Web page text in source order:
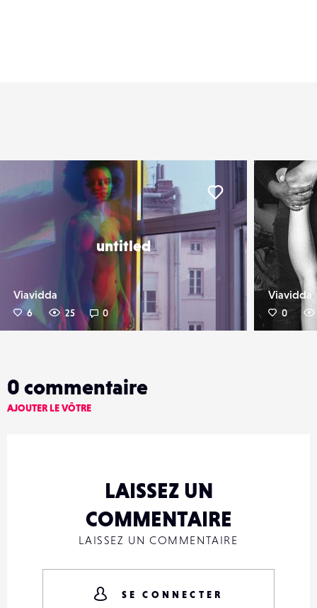
untitled
Viavidda
6 25 0
Liker
Viavidda
0
0 commentaire
AJOUTER LE VÔTRE
LAISSEZ UN
COMMENTAIRE
LAISSEZ UN COMMENTAIRE
SE CONNECTER